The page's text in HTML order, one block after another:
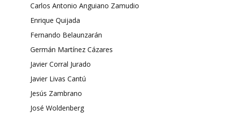
Carlos Antonio Anguiano Zamudio
Enrique Quijada
Fernando Belaunzarán
Germán Martínez Cázares
Javier Corral Jurado
Javier Livas Cantú
Jesús Zambrano
José Woldenberg